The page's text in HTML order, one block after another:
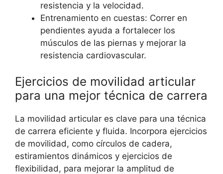
resistencia y la velocidad.
Entrenamiento en cuestas: Correr en
pendientes ayuda a fortalecer los
músculos de las piernas y mejorar la
resistencia cardiovascular.
Ejercicios de movilidad articular
para una mejor técnica de carrera
La movilidad articular es clave para una técnica
de carrera eficiente y fluida. Incorpora ejercicios
de movilidad, como círculos de cadera,
estiramientos dinámicos y ejercicios de
flexibilidad, para mejorar la amplitud de